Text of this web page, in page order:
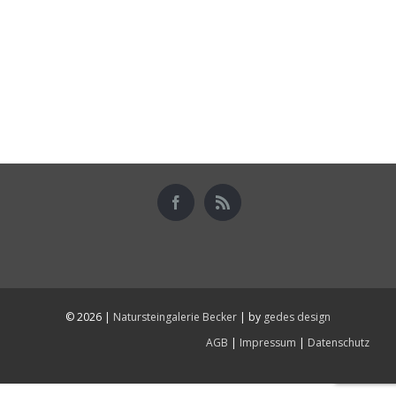
©2026 | Natursteingalerie Becker | by gedes design
AGB | Impressum | Datenschutz